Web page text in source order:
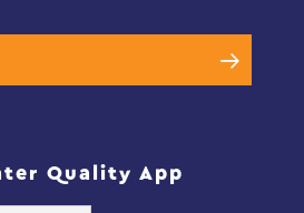
Quality App